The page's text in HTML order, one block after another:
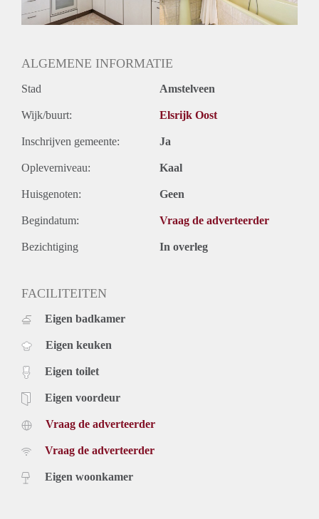
ALGEMENE INFORMATIE
Stad Amstelveen
Wijk/buurt: Elsrijk Oost
Inschrijven gemeente: Ja
Opleverniveau: Kaal
Huisgenoten: Geen
Begindatum: Vraag de adverteerder
Bezichtiging In overleg
FACILITEITEN
Eigen badkamer
Eigen keuken
Eigen toilet
Eigen voordeur
Vraag de adverteerder
Vraag de adverteerder
Eigen woonkamer